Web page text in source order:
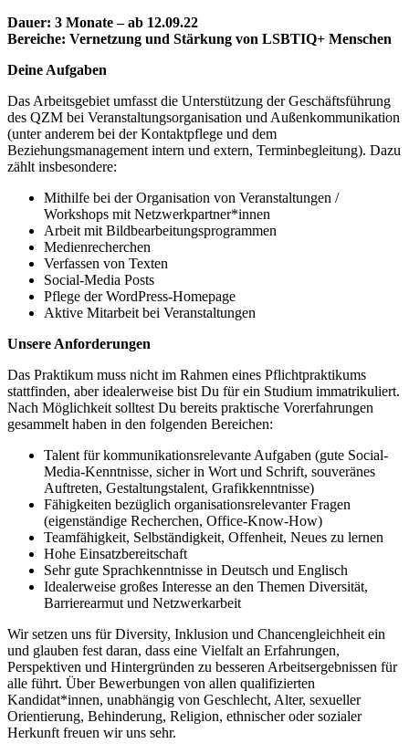
Dauer: 3 Monate – ab 12.09.22
Bereiche: Vernetzung und Stärkung von LSBTIQ+ Menschen
Deine Aufgaben
Das Arbeitsgebiet umfasst die Unterstützung der Geschäftsführung
des QZM bei Veranstaltungsorganisation und Außenkommunikation
(unter anderem bei der Kontaktpflege und dem
Beziehungsmanagement intern und extern, Terminbegleitung). Dazu
zählt insbesondere:
Mithilfe bei der Organisation von Veranstaltungen /
Workshops mit Netzwerkpartner*innen
Arbeit mit Bildbearbeitungsprogrammen
Medienrecherchen
Verfassen von Texten
Social-Media Posts
Pflege der WordPress-Homepage
Aktive Mitarbeit bei Veranstaltungen
Unsere Anforderungen
Das Praktikum muss nicht im Rahmen eines Pflichtpraktikums
stattfinden, aber idealerweise bist Du für ein Studium immatrikuliert.
Nach Möglichkeit solltest Du bereits praktische Vorerfahrungen
gesammelt haben in den folgenden Bereichen:
Talent für kommunikationsrelevante Aufgaben (gute Social-
Media-Kenntnisse, sicher in Wort und Schrift, souveränes
Auftreten, Gestaltungstalent, Grafikkenntnisse)
Fähigkeiten bezüglich organisationsrelevanter Fragen
(eigenständige Recherchen, Office-Know-How)
Teamfähigkeit, Selbständigkeit, Offenheit, Neues zu lernen
Hohe Einsatzbereitschaft
Sehr gute Sprachkenntnisse in Deutsch und Englisch
Idealerweise großes Interesse an den Themen Diversität,
Barrierearmut und Netzwerkarbeit
Wir setzen uns für Diversity, Inklusion und Chancengleichheit ein
und glauben fest daran, dass eine Vielfalt an Erfahrungen,
Perspektiven und Hintergründen zu besseren Arbeitsergebnissen für
alle führt. Über Bewerbungen von allen qualifizierten
Kandidat*innen, unabhängig von Geschlecht, Alter, sexueller
Orientierung, Behinderung, Religion, ethnischer oder sozialer
Herkunft freuen wir uns sehr.